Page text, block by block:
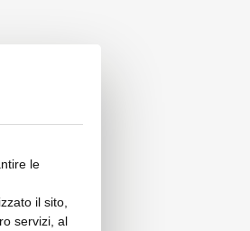
le
il sito,
servizi, al